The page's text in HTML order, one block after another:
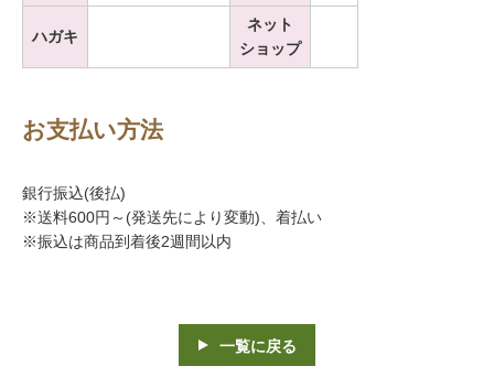
ハガキ
ネット
ショップ
お支払い方法
銀行振込(後払)
※送料600円～(発送先により変動)、着払い
※振込は商品到着後2週間以内
一覧に戻る